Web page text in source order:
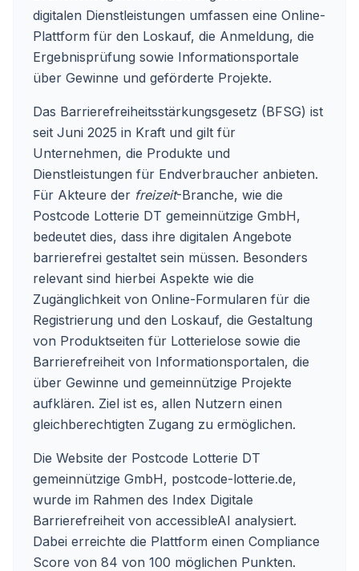
digitalen Dienstleistungen umfassen eine Online-
Plattform für den Loskauf, die Anmeldung, die
Ergebnisprüfung sowie Informationsportale
über Gewinne und geförderte Projekte.
Das Barrierefreiheitsstärkungsgesetz (BFSG) ist
seit Juni 2025 in Kraft und gilt für
Unternehmen, die Produkte und
Dienstleistungen für Endverbraucher anbieten.
Für Akteure der freizeit-Branche, wie die
Postcode Lotterie DT gemeinnützige GmbH,
bedeutet dies, dass ihre digitalen Angebote
barrierefrei gestaltet sein müssen. Besonders
relevant sind hierbei Aspekte wie die
Zugänglichkeit von Online-Formularen für die
Registrierung und den Loskauf, die Gestaltung
von Produktseiten für Lotterielose sowie die
Barrierefreiheit von Informationsportalen, die
über Gewinne und gemeinnützige Projekte
aufklären. Ziel ist es, allen Nutzern einen
gleichberechtigten Zugang zu ermöglichen.
Die Website der Postcode Lotterie DT
gemeinnützige GmbH, postcode-lotterie.de,
wurde im Rahmen des Index Digitale
Barrierefreiheit von accessibleAI analysiert.
Dabei erreichte die Plattform einen Compliance
Score von 84 von 100 möglichen Punkten.